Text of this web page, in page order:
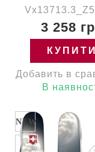
3 258
КУПИТИ
Добавить в
В
NEW